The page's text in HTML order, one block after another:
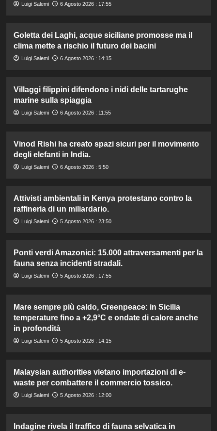
Luigi Salemi 6 Agosto 2026 : 17:55
Goletta dei Laghi, acque siciliane promosse ma il
clima mette a rischio il futuro dei bacini
Luigi Salemi 6 Agosto 2026 : 14:15
Villaggi filippini difendono i nidi delle tartarughe
marine sulla spiaggia
Luigi Salemi 6 Agosto 2026 : 11:55
Vinod Rishi ha creato spazi sicuri per il movimento
degli elefanti in India.
Luigi Salemi 6 Agosto 2026 : 5:50
Attivisti ambientali in Kenya protestano contro la
raffineria di un miliardario.
Luigi Salemi 5 Agosto 2026 : 23:50
Ponti verdi Amazonici: 15.000 attraversamenti per la
fauna senza incidenti stradali.
Luigi Salemi 5 Agosto 2026 : 17:55
Mare sempre più caldo, Greenpeace: in Sicilia
temperature fino a +2,9°C e ondate di calore anche
in profondità
Luigi Salemi 5 Agosto 2026 : 14:15
Malaysian authorities vietano importazioni di e-
waste per combattere il commercio tossico.
Luigi Salemi 5 Agosto 2026 : 12:00
Indagine rivela il traffico di fauna selvatica in